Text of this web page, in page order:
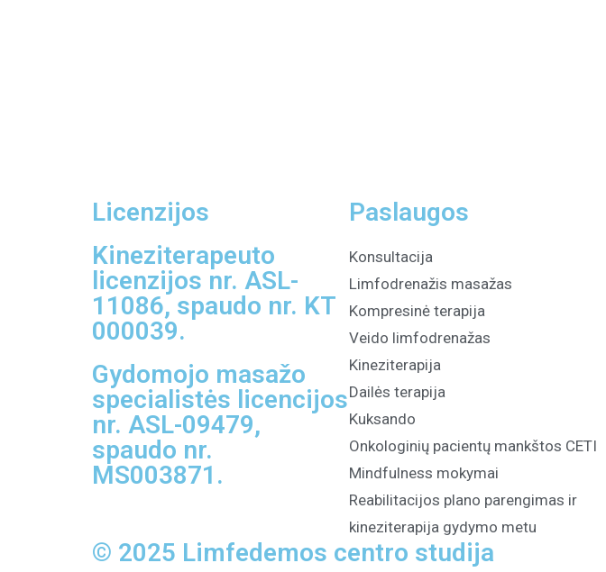
Licenzijos
Kineziterapeuto
licenzijos nr. ASL-
11086, spaudo nr. KT
000039.
Gydomojo masažo
specialistės licencijos
nr. ASL-09479,
spaudo nr.
MS003871.
Paslaugos
Konsultacija
Limfodrenažis masažas
Kompresinė terapija
Veido limfodrenažas
Kineziterapija
Dailės terapija
Kuksando
Onkologinių pacientų mankštos CETI
Mindfulness mokymai
Reabilitacijos plano parengimas ir
kineziterapija gydymo metu
© 2025 Limfedemos centro studija